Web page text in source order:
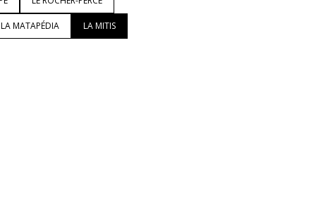
LA MATAPÉDIA LA MITIS